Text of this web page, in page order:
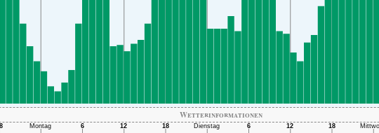
Wetterinformationen